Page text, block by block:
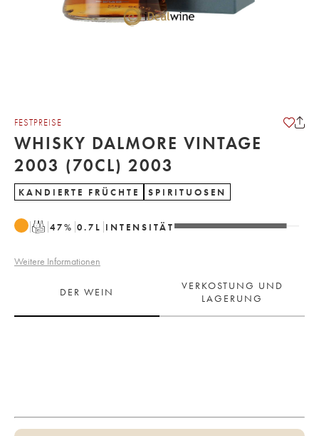
FESTPREISE
WHISKY DALMORE VINTAGE
2003 (70CL) 2003
KANDIERTE FRÜCHTE SPIRITUOSEN
T 47% 0.7 L INTENSITÄT
Weitere Informationen
DER WEIN
VERKOSTUNG UND
LAGERUNG